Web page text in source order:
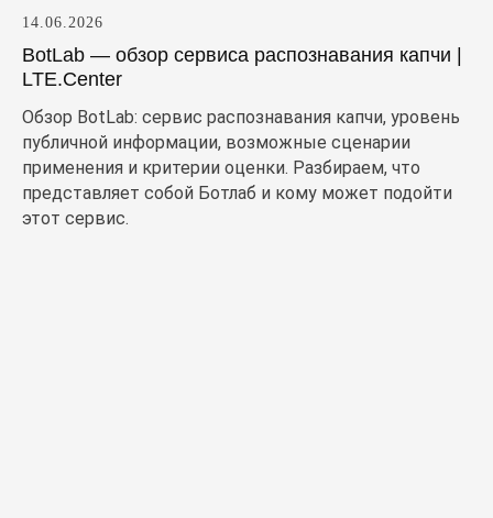
14.06.2026
BotLab — обзор сервиса распознавания капчи |
LTE.Center
Обзор BotLab: сервис распознавания капчи, уровень
публичной информации, возможные сценарии
применения и критерии оценки. Разбираем, что
представляет собой Ботлаб и кому может подойти
этот сервис.